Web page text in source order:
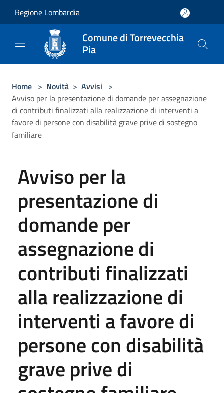
Regione Lombardia
Comune di Torrevecchia
Pia
Home > Novità > Avvisi >
Avviso per la presentazione di domande per assegnazione
di contributi finalizzati alla realizzazione di interventi a
favore di persone con disabilità grave prive di sostegno
familiare
Avviso per la
presentazione di
domande per
assegnazione di
contributi finalizzati
alla realizzazione di
interventi a favore di
persone con disabilità
grave prive di